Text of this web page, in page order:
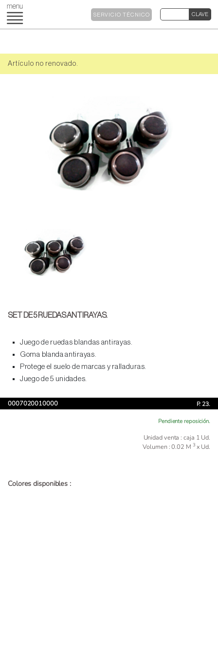
SERVICIO TÉCNICO
Artículo no renovado.
SET DE 5 RUEDAS ANTIRAYAS.
Juego de ruedas blandas antirayas.
Goma blanda antirayas.
Protege el suelo de marcas y ralladuras.
Juego de 5 unidades.
0007020010000 P. 23.
Pendiente reposición.
Unidad venta : caja 1 Ud.
Volumen : 0.02 M 3 x Ud.
Colores disponibles :